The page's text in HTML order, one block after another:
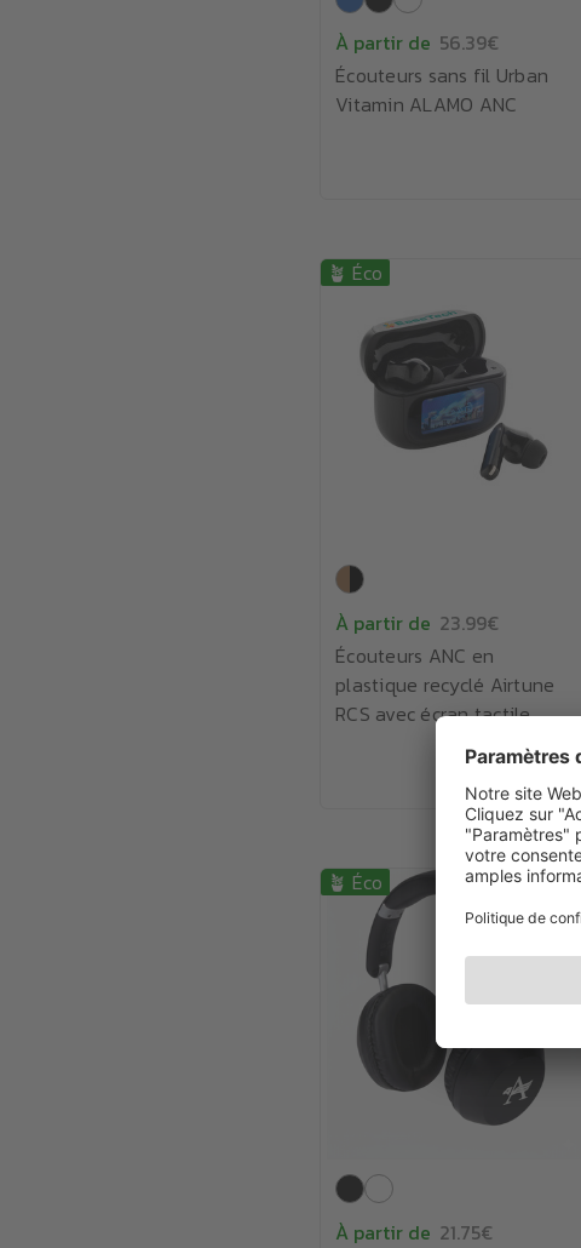
À partir de 56.39€
Écouteurs sans fil Urban
Vitamin ALAMO ANC
🪴 Éco
À partir de 23.99€
Écouteurs ANC en
plastique recyclé Airtune
RCS avec écran tactile
🪴 Éco
À partir de 21.75€